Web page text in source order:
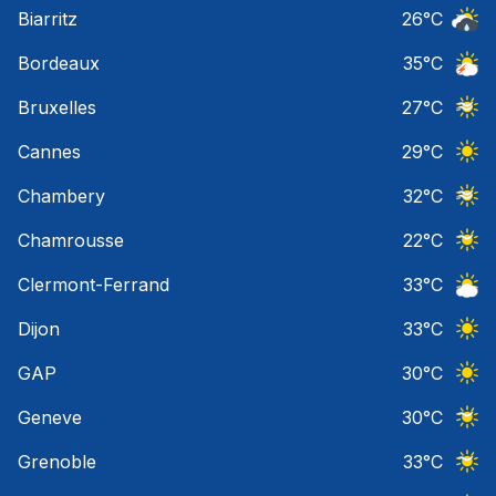
Biarritz
26°C
Bordeaux
35°C
Bruxelles
27°C
Cannes
29°C
Chambery
32°C
Chamrousse
22°C
Clermont-Ferrand
33°C
Dijon
33°C
GAP
30°C
Geneve
30°C
Grenoble
33°C